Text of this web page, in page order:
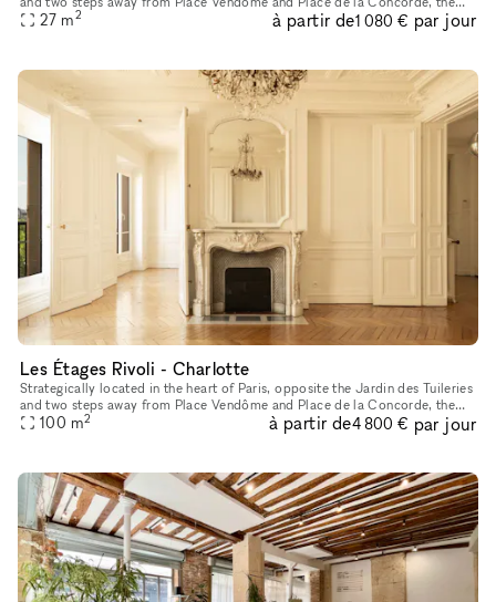
space features the charm of a cozy Parisian appartme
27 m2 à partir de1 080 € par jour
Les Étages Rivoli - Charlotte
Strategically located in the heart of Paris, opposite the Jardin des Tuileries
and two steps away from Place Vendôme and Place de la Concorde, the
showroom features the charm of a cozy Parisian appar
100 m2 à partir de4 800 € par jour